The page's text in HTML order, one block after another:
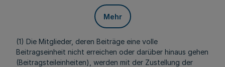
Mehr
(1) Die Mitglieder, deren Beiträge eine volle
Beitragseinheit nicht erreichen oder darüber hinaus gehen
(Beitragsteileinheiten), werden mit der Zustellung der